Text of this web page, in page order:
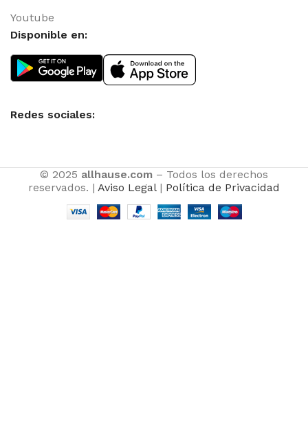
Youtube
Disponible en:
Redes sociales:
© 2025 allhause.com – Todos los derechos
reservados. | Aviso Legal| Política de Privacidad